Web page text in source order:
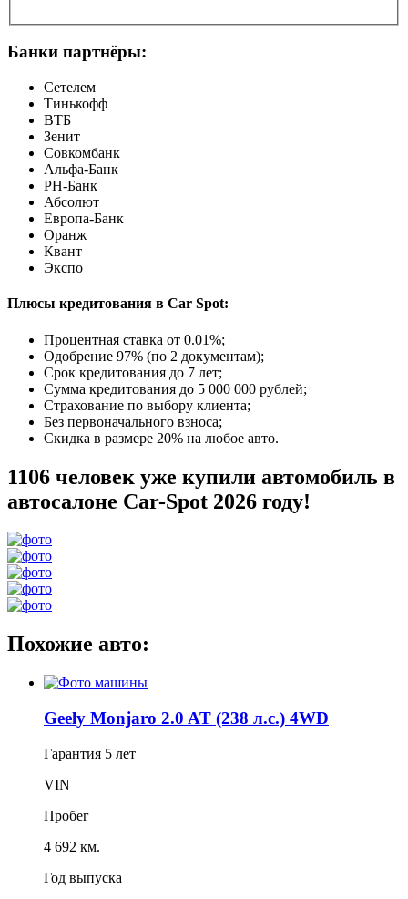
Банки партнёры:
Сетелем
Тинькофф
ВТБ
Зенит
Совкомбанк
Альфа-Банк
РН-Банк
Абсолют
Европа-Банк
Оранж
Квант
Экспо
Плюсы кредитования в Car Spot:
Процентная ставка от 0.01%;
Одобрение 97% (по 2 документам);
Срок кредитования до 7 лет;
Сумма кредитования до 5 000 000 рублей;
Страхование по выбору клиента;
Без первоначального взноса;
Скидка в размере 20% на любое авто.
1106 человек уже купили автомобиль в
автосалоне Car-Spot 2026 году!
Похожие авто:
Geely Monjaro 2.0 AT (238 л.с.) 4WD
Гарантия 5 лет
VIN
Пробег
4 692 км.
Год выпуска